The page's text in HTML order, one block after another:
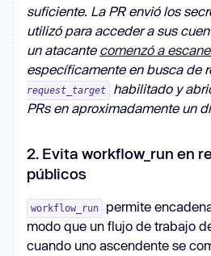
suficiente. La PR envió los
utilizó para acceder a sus
un atacante comenzó a
específicamente en busca de
request_target
habilitado y
PRs en aproximadamente un
2. Evita workflow_run en
públicos
workflow_run
permite
modo que un flujo de trabajo
cuando uno ascendente se